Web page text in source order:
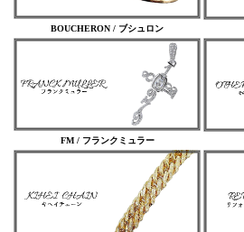
BOUCHERON / ブシュロン
FM / フランクミュラー